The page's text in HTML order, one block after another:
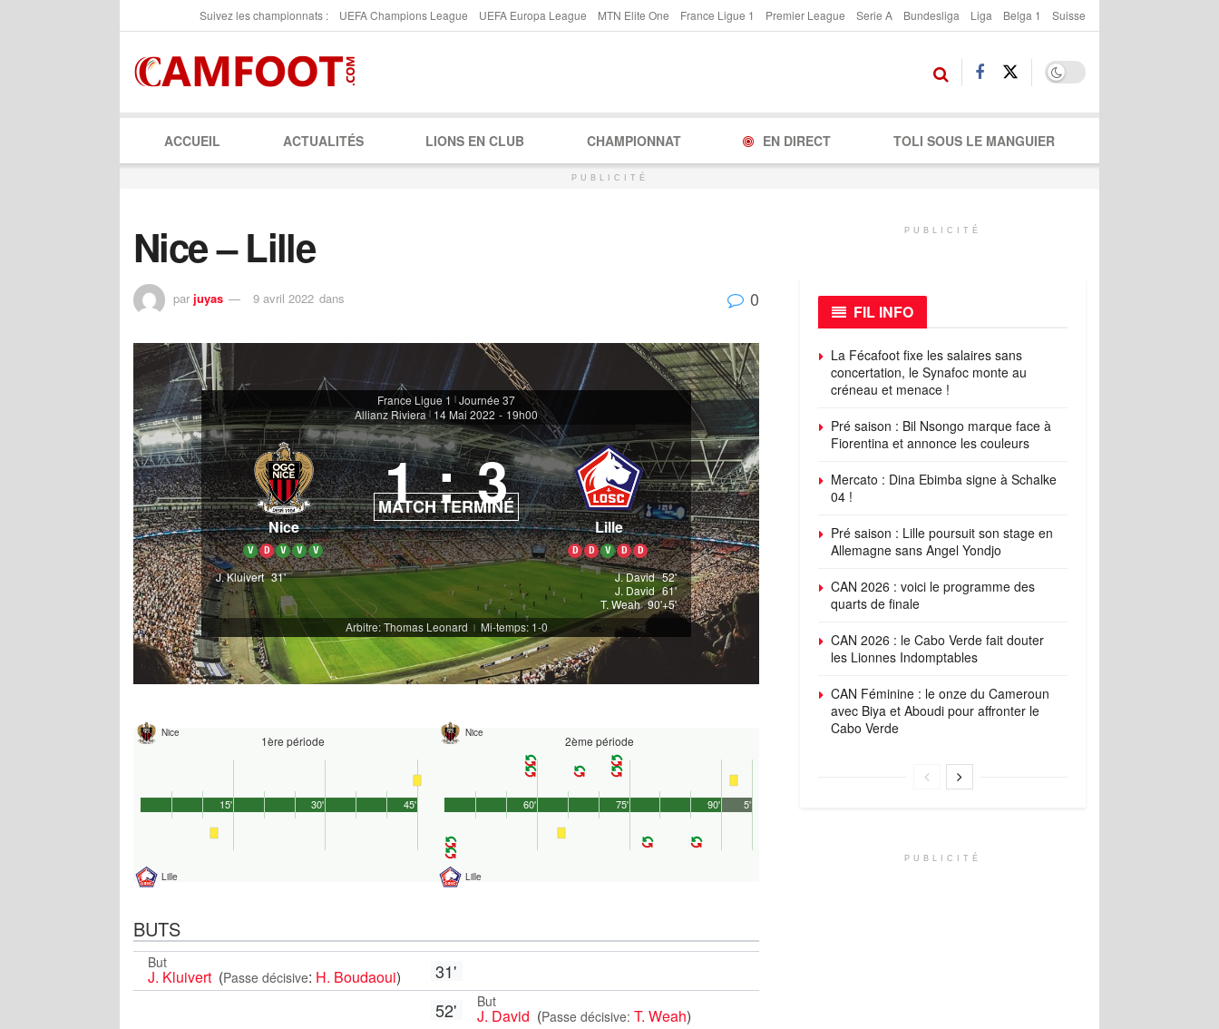
Suivez les championnats : UEFA Champions League UEFA Europa League MTN Elite One France Ligue 1 Premier League Serie A Bundesliga Liga Belga 1 Suisse
ACCUEIL ACTUALITÉS LIONS EN CLUB CHAMPIONNAT EN DIRECT TOLI SOUS LE MANGUIER
PUBLICITÉ
Nice – Lille
par juyas 9 avril 2022 dans 0
France Ligue 1 | Journée 37
Allianz Riviera | 14 Mai 2022 - 19h00
Nice
V D V V V
1 : 3
MATCH TERMINÉ
Lille
D D V D D
J. Kluivert 31' J. David 52'
J. David 61'
T. Weah 90'+5'
Arbitre: Thomas Leonard
| Mi-temps: 1-0
Nice
1ère période
Lille
45'
15' 30'
Nice
2ème période
Lille
90'
60' 75' 5'
BUTS
But
J. Kluivert (Passe décisive: H. Boudaoui)
31'
52'
But
J. David (Passe décisive: T. Weah)
PUBLICITÉ
FIL INFO
La Fécafoot fixe les salaires sans
concertation, le Synafoc monte au
créneau et menace !
Pré saison : Bil Nsongo marque face à
Fiorentina et annonce les couleurs
Mercato : Dina Ebimba signe à Schalke
04 !
Pré saison : Lille poursuit son stage en
Allemagne sans Angel Yondjo
CAN 2026 : voici le programme des
quarts de finale
CAN 2026 : le Cabo Verde fait douter
les Lionnes Indomptables
CAN Féminine : le onze du Cameroun
avec Biya et Aboudi pour affronter le
Cabo Verde
PUBLICITÉ